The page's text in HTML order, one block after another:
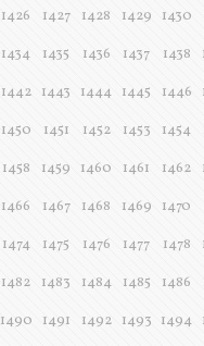
1426 1427 1428 1429 1430
1434 1435 1436 1437 1438
1442 1443 1444 1445 1446
1450 1451 1452 1453 1454
1458 1459 1460 1461 1462
1466 1467 1468 1469 1470
1474 1475 1476 1477 1478
1482 1483 1484 1485 1486
1490 1491 1492 1493 1494